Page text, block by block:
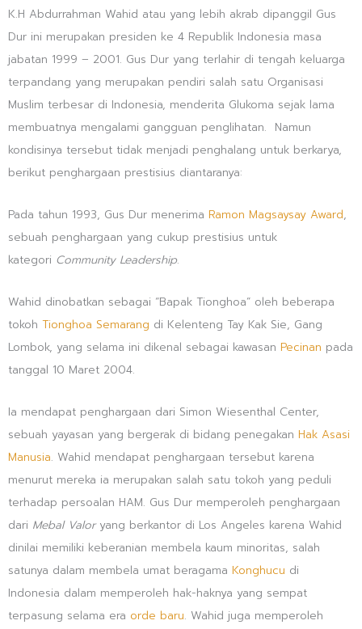
K.H Abdurrahman Wahid atau yang lebih akrab dipanggil Gus
Dur ini merupakan presiden ke 4 Republik Indonesia masa
jabatan 1999 – 2001. Gus Dur yang terlahir di tengah keluarga
terpandang yang merupakan pendiri salah satu Organisasi
Muslim terbesar di Indonesia, menderita Glukoma sejak lama
membuatnya mengalami gangguan penglihatan. Namun
kondisinya tersebut tidak menjadi penghalang untuk berkarya,
berikut penghargaan prestisius diantaranya:
Pada tahun 1993, Gus Dur menerima Ramon Magsaysay Award,
sebuah penghargaan yang cukup prestisius untuk
kategori Community Leadership.
Wahid dinobatkan sebagai “Bapak Tionghoa” oleh beberapa
tokoh Tionghoa Semarang di Kelenteng Tay Kak Sie, Gang
Lombok, yang selama ini dikenal sebagai kawasan Pecinan pada
tanggal 10 Maret 2004.
Ia mendapat penghargaan dari Simon Wiesenthal Center,
sebuah yayasan yang bergerak di bidang penegakan Hak Asasi
Manusia. Wahid mendapat penghargaan tersebut karena
menurut mereka ia merupakan salah satu tokoh yang peduli
terhadap persoalan HAM. Gus Dur memperoleh penghargaan
dari Mebal Valoryang berkantor di Los Angeles karena Wahid
dinilai memiliki keberanian membela kaum minoritas, salah
satunya dalam membela umat beragama Konghucu di
Indonesia dalam memperoleh hak-haknya yang sempat
terpasung selama era orde baru. Wahid juga memperoleh